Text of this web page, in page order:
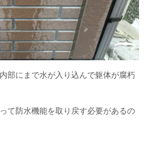
部にまで水が入り込んで躯体が腐朽
て防水機能を取り戻す必要があるの